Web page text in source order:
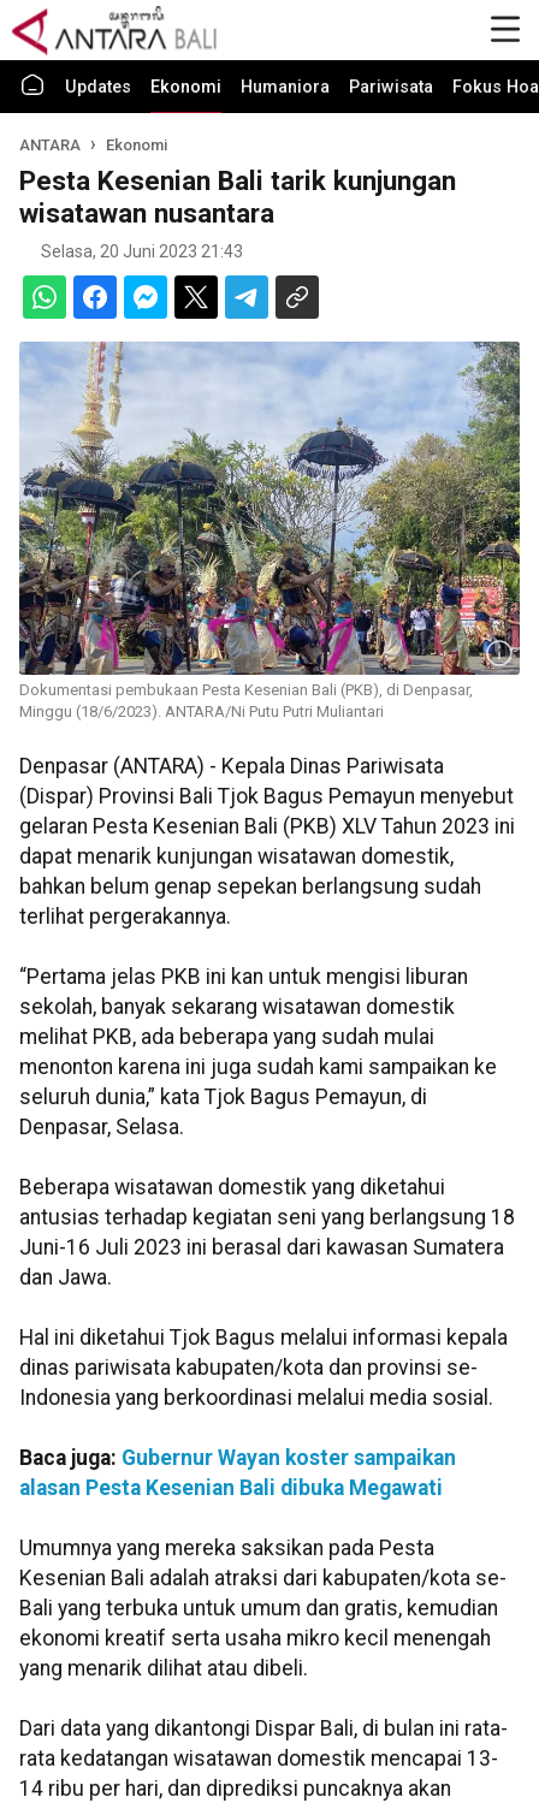
Updates Ekonomi Humaniora Pariwisata Fokus
ANTARA Ekonomi
Pesta Kesenian Bali tarik kunjungan
wisatawan nusantara
Selasa, 20 Juni 2023 21:43
Dokumentasi pembukaan Pesta Kesenian Bali (PKB), di Denpasar,
Minggu (18/6/2023). ANTARA/Ni Putu Putri Muliantari
Denpasar (ANTARA) - Kepala Dinas Pariwisata
(Dispar) Provinsi Bali Tjok Bagus Pemayun menyebut
gelaran Pesta Kesenian Bali (PKB) XLV Tahun 2023 ini
dapat menarik kunjungan wisatawan domestik,
bahkan belum genap sepekan berlangsung sudah
terlihat pergerakannya.
“Pertama jelas PKB ini kan untuk mengisi liburan
sekolah, banyak sekarang wisatawan domestik
melihat PKB, ada beberapa yang sudah mulai
menonton karena ini juga sudah kami sampaikan ke
seluruh dunia,” kata Tjok Bagus Pemayun, di
Denpasar, Selasa.
Beberapa wisatawan domestik yang diketahui
antusias terhadap kegiatan seni yang berlangsung 18
Juni-16 Juli 2023 ini berasal dari kawasan Sumatera
dan Jawa.
Hal ini diketahui Tjok Bagus melalui informasi kepala
dinas pariwisata kabupaten/kota dan provinsi se-
Indonesia yang berkoordinasi melalui media sosial.
Baca juga: Gubernur Wayan koster sampaikan
alasan Pesta Kesenian Bali dibuka Megawati
Umumnya yang mereka saksikan pada Pesta
Kesenian Bali adalah atraksi dari kabupaten/kota se-
Bali yang terbuka untuk umum dan gratis, kemudian
ekonomi kreatif serta usaha mikro kecil menengah
yang menarik dilihat atau dibeli.
Dari data yang dikantongi Dispar Bali, di bulan ini rata-
rata kedatangan wisatawan domestik mencapai 13-
14 ribu per hari, dan diprediksi puncaknya akan